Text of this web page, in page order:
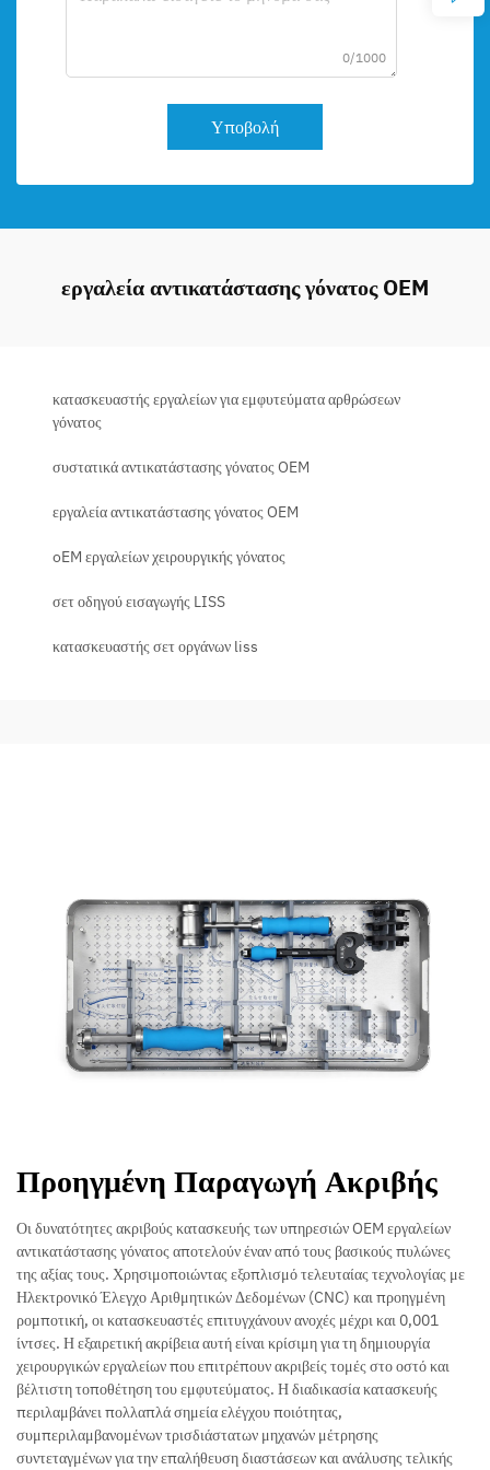
0/1000
Υποβολή
εργαλεία αντικατάστασης γόνατος OEM
κατασκευαστής εργαλείων για εμφυτεύματα αρθρώσεων
γόνατος
συστατικά αντικατάστασης γόνατος OEM
εργαλεία αντικατάστασης γόνατος OEM
oEM εργαλείων χειρουργικής γόνατος
σετ οδηγού εισαγωγής LISS
κατασκευαστής σετ οργάνων liss
Προηγμένη Παραγωγή Ακριβής
Οι δυνατότητες ακριβούς κατασκευής των υπηρεσιών OEM εργαλείων
αντικατάστασης γόνατος αποτελούν έναν από τους βασικούς πυλώνες
της αξίας τους. Χρησιμοποιώντας εξοπλισμό τελευταίας τεχνολογίας με
Ηλεκτρονικό Έλεγχο Αριθμητικών Δεδομένων (CNC) και προηγμένη
ρομποτική, οι κατασκευαστές επιτυγχάνουν ανοχές μέχρι και 0,001
ίντσες. Η εξαιρετική ακρίβεια αυτή είναι κρίσιμη για τη δημιουργία
χειρουργικών εργαλείων που επιτρέπουν ακριβείς τομές στο οστό και
βέλτιστη τοποθέτηση του εμφυτεύματος. Η διαδικασία κατασκευής
περιλαμβάνει πολλαπλά σημεία ελέγχου ποιότητας,
συμπεριλαμβανομένων τρισδιάστατων μηχανών μέτρησης
συντεταγμένων για την επαλήθευση διαστάσεων και ανάλυσης τελικής